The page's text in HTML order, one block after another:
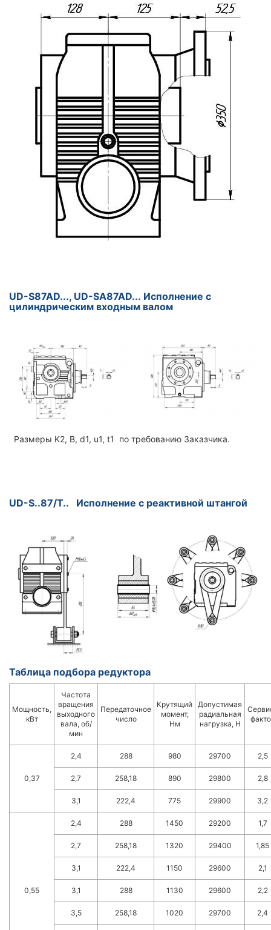
UD-S87AD..., UD-SA87AD... Исполнение с
цилиндрическим входным валом
Размеры K2, B, d1, u1, t1 по требованию Заказчика.
UD-S..87/T.. Исполнение с реактивной штангой
Таблица подбора редуктора
Мощность,
кВт
Частота
вращения
выходного
вала, об/
мин
Передаточное
число
Крутящий
момент,
Нм
Допустимая
радиальная
нагрузка, Н
0,37
2,4 288 980 29700 2,5
2,7 258,18 890 29800 2,8
3,1 222,4 775 29900 3,2
0,55
2,4 288 1450 29200 1,7
2,7 258,18 1320 29400 1,85
3,1 222,4 1150 29600 2,1
3,1 288 1130 29600 2,2
3,5 258,18 1020 29700 2,4